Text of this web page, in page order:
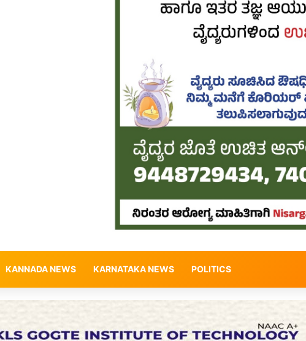
KANNADA NEWS KARNATAKA NEWS POLITICS